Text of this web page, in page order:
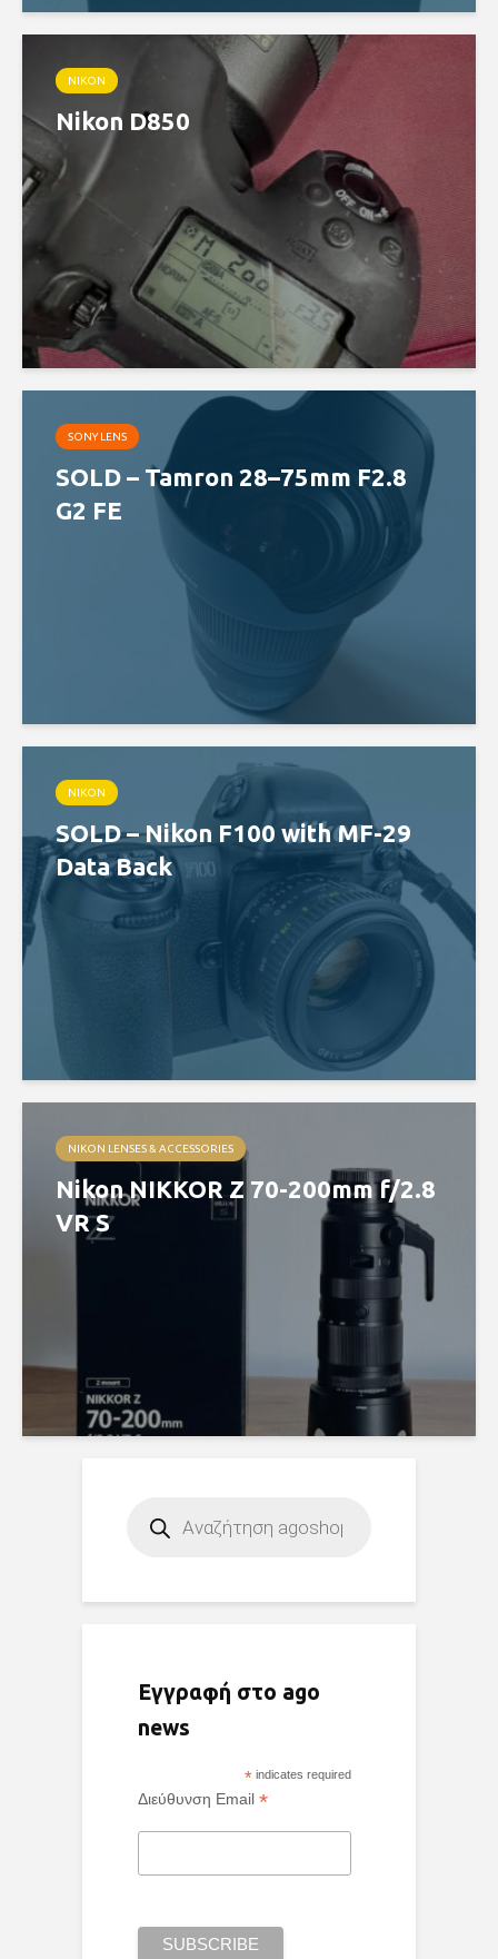
NIKON
Nikon D850
SONY LENS
SOLD – Tamron 28–75mm F2.8
G2 FE
NIKON
SOLD – Nikon F100 with MF-29
Data Back
NIKON LENSES & ACCESSORIES
Nikon NIKKOR Z 70-200mm f/2.8
VR S
search
Εγγραφή στο ago
news
* indicates required
Διεύθυνση Email *